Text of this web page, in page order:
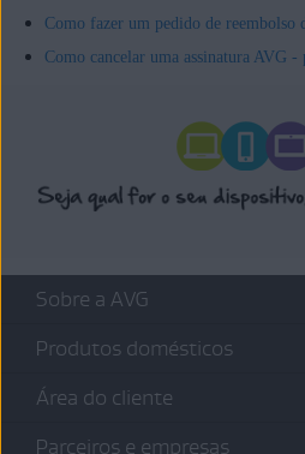
Como fazer um pedido de reembolso
Como cancelar uma assinatura AVG -
Sobre a AVG
Produtos domésticos
Área do cliente
Parceiros e empresas